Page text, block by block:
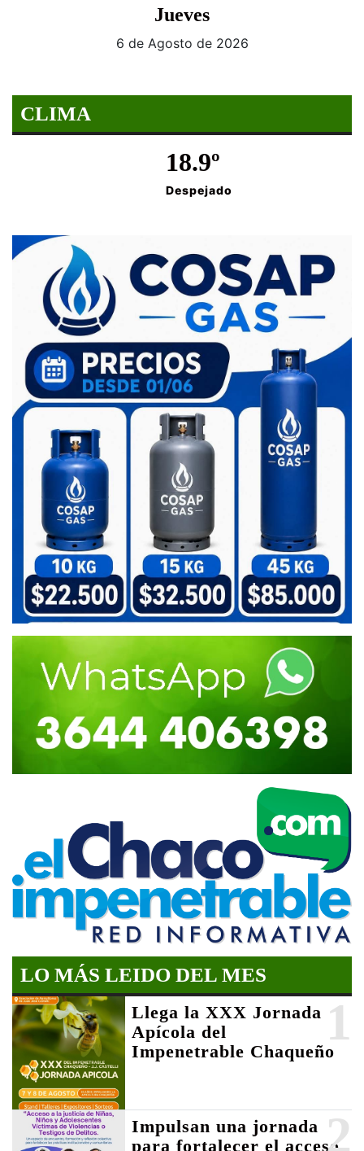
Jueves
6 de Agosto de 2026
CLIMA
18.9º
Despejado
LO MÁS LEIDO DEL MES
1
Llega la XXX Jornada
Apícola del
Impenetrable Chaqueño
2
Impulsan una jornada
para fortalecer el acceso